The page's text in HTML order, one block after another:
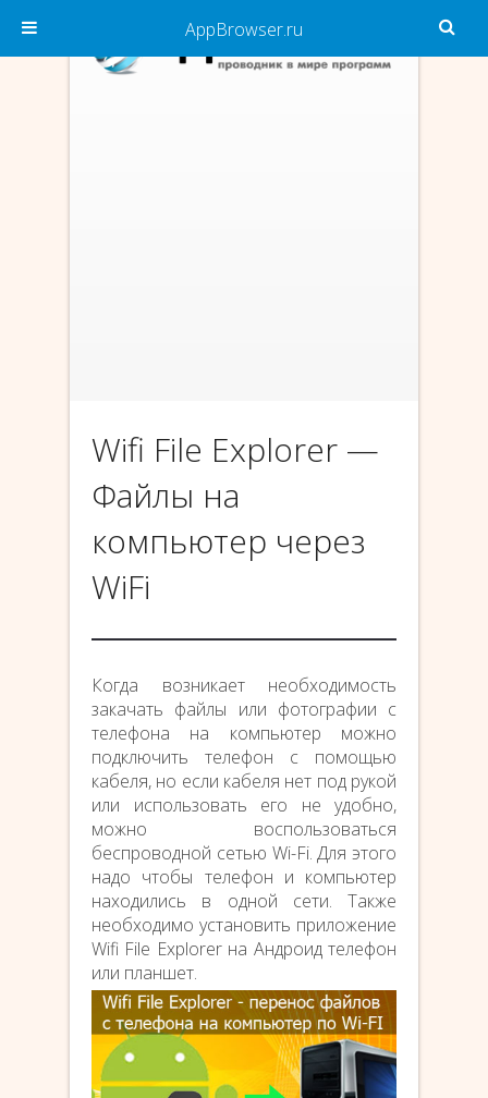
Wifi File Explorer —
Файлы на
компьютер через
WiFi
Когда возникает необходимость
закачать файлы или фотографии с
телефона на компьютер можно
подключить телефон с помощью
кабеля, но если кабеля нет под рукой
или использовать его не удобно,
можно воспользоваться
беспроводной сетью Wi-Fi. Для этого
надо чтобы телефон и компьютер
находились в одной сети. Также
необходимо установить приложение
Wifi File Explorer на Андроид телефон
или планшет.
AppBrowser.ru